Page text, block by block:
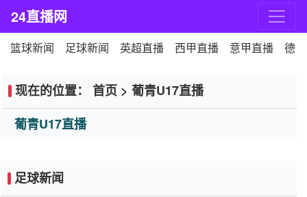
24直播网
篮球新闻 足球新闻 英超直播 西甲直播 意甲直播 德
现在的位置： 首页 > 葡青U17直播
葡青U17直播
足球新闻